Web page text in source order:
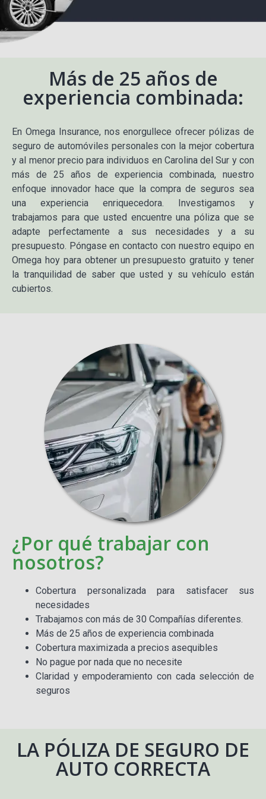
PERSONALES
Más de 25 años de
experiencia combinada:
En Omega Insurance, nos enorgullece ofrecer pólizas de
seguro de automóviles personales con la mejor cobertura
y al menor precio para individuos en Carolina del Sur y con
más de 25 años de experiencia combinada, nuestro
enfoque innovador hace que la compra de seguros sea
una experiencia enriquecedora. Investigamos y
trabajamos para que usted encuentre una póliza que se
adapte perfectamente a sus necesidades y a su
presupuesto. Póngase en contacto con nuestro equipo en
Omega hoy para obtener un presupuesto gratuito y tener
la tranquilidad de saber que usted y su vehículo están
cubiertos.
¿Por qué trabajar con
nosotros?
Cobertura personalizada para satisfacer sus
necesidades
Trabajamos con más de 30 Compañías diferentes.
Más de 25 años de experiencia combinada
Cobertura maximizada a precios asequibles
No pague por nada que no necesite
Claridad y empoderamiento con cada selección de
seguros
LA PÓLIZA DE SEGURO DE
AUTO CORRECTA